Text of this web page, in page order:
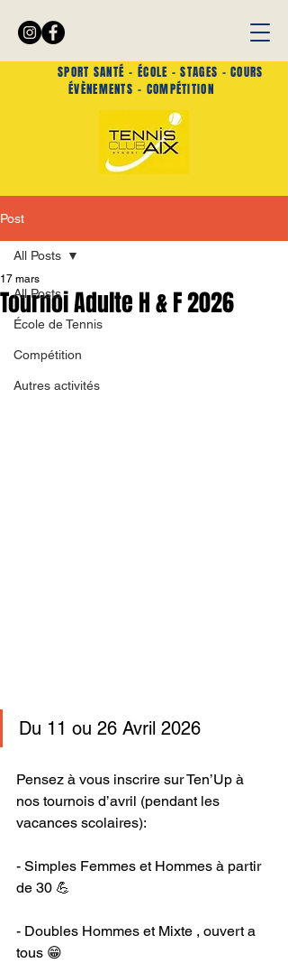
SPORT SANTÉ -
ÉVÈNEMENTS
ÉCOLE - STAGES - COURS
- COMPÉTITION
Post
All Posts
École de Tennis
Compétition
Autres activités
All Posts
Tournoi Adulte H & F 2026
17 mars
Du 11 ou 26 Avril 2026
Pensez à vous inscrire sur Ten’Up à
nos tournois d’avril (pendant les
vacances scolaires):
- Simples Femmes et Hommes à partir
de 30 💪
- ⁠Doubles Hommes et Mixte , ouvert a
tous 😁